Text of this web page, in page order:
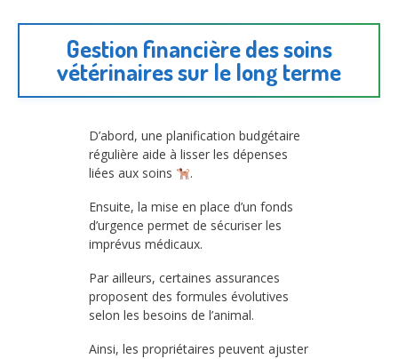
Gestion financière des soins
vétérinaires sur le long terme
D’abord, une planification budgétaire
régulière aide à lisser les dépenses
liées aux soins
.
Ensuite, la mise en place d’un fonds
d’urgence permet de sécuriser les
imprévus médicaux.
Par ailleurs, certaines assurances
proposent des formules évolutives
selon les besoins de l’animal.
Ainsi, les propriétaires peuvent ajuster